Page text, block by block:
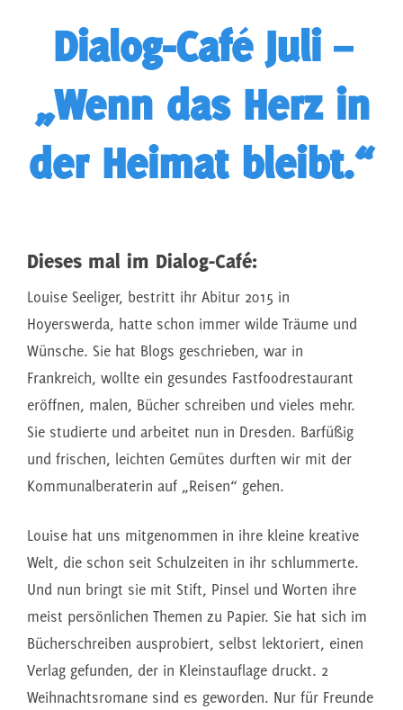
Dialog-Café Juli –
„Wenn das Herz in
der Heimat bleibt.“
Dieses mal im Dialog-Café:
Louise Seeliger, bestritt ihr Abitur 2015 in
Hoyerswerda, hatte schon immer wilde Träume und
Wünsche. Sie hat Blogs geschrieben, war in
Frankreich, wollte ein gesundes Fastfoodrestaurant
eröffnen, malen, Bücher schreiben und vieles mehr.
Sie studierte und arbeitet nun in Dresden. Barfüßig
und frischen, leichten Gemütes durften wir mit der
Kommunalberaterin auf „Reisen“ gehen.
Louise hat uns mitgenommen in ihre kleine kreative
Welt, die schon seit Schulzeiten in ihr schlummerte.
Und nun bringt sie mit Stift, Pinsel und Worten ihre
meist persönlichen Themen zu Papier. Sie hat sich im
Bücherschreiben ausprobiert, selbst lektoriert, einen
Verlag gefunden, der in Kleinstauflage druckt. 2
Weihnachtsromane sind es geworden. Nur für Freunde